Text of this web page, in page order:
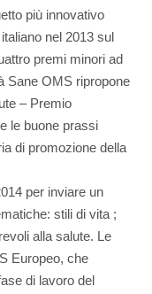
più innovativo
nel 2013 sul
premi minori ad
Sane OMS ripropone
– Premio
le buone prassi
di promozione della
per inviare un
stili di vita ;
alla salute. Le
Europeo, che
di lavoro del